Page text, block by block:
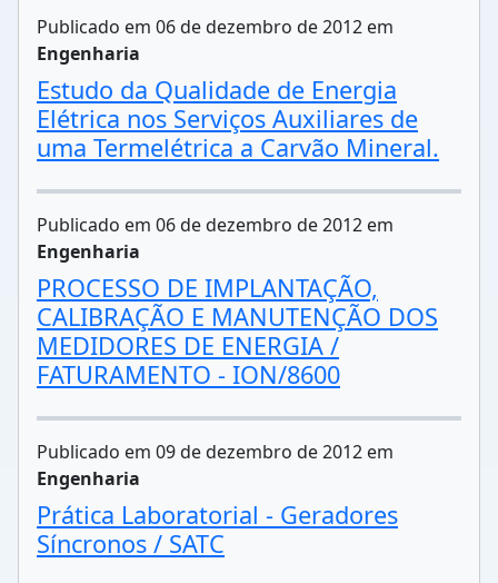
Publicado em 06 de dezembro de 2012 em
Engenharia
Estudo da Qualidade de Energia
Elétrica nos Serviços Auxiliares de
uma Termelétrica a Carvão Mineral.
Publicado em 06 de dezembro de 2012 em
Engenharia
PROCESSO DE IMPLANTAÇÃO,
CALIBRAÇÃO E MANUTENÇÃO DOS
MEDIDORES DE ENERGIA /
FATURAMENTO - ION/8600
Publicado em 09 de dezembro de 2012 em
Engenharia
Prática Laboratorial - Geradores
Síncronos / SATC